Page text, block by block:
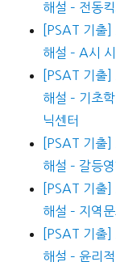
해설 – 전동
[PSAT 기출
해설 – A시
[PSAT 기출
해설 – 기초
닉센터
[PSAT 기출
해설 – 갈등
[PSAT 기출
해설 – 지역
[PSAT 기출
해설 – 윤리